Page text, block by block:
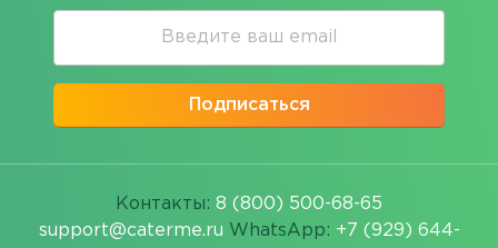
Подписаться
Контакты: 8 (800) 500-68-65
support@caterme.ru WhatsApp: +7 (929) 644-